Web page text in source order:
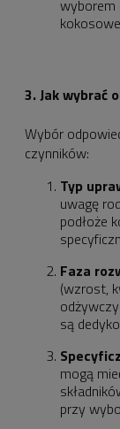
wyborem
3. Jak wybrać
Wybór
czynników:
Typ
uwagę
podłoże
Faza
(wzrost,
są
mogą
przy